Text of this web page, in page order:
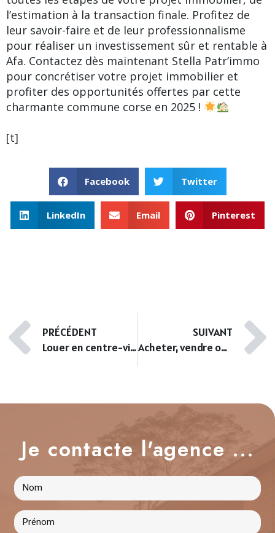
l’estimation à la transaction finale. Profitez de
leur savoir-faire et de leur professionnalisme
pour réaliser un investissement sûr et rentable à
Afa. Contactez dès maintenant Stella Patr’immo
pour concrétiser votre projet immobilier et
profiter des opportunités offertes par cette
charmante commune corse en 2025 !
[t]
Facebook Twitter
LinkedIn Email Pinterest
PRÉCÉDENT
Louer en centre-ville d’Ajaccio : rentabilité, turnover et gestion
SUIVANT
Acheter, vendre ou louer au Parc Berthault Ajaccio : quelle stratégie adopter ?
Je contacte l'agence ...